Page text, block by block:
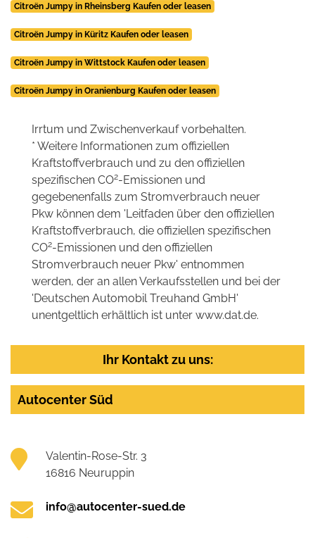
Citroën Jumpy in Rheinsberg Kaufen oder leasen
Citroën Jumpy in Küritz Kaufen oder leasen
Citroën Jumpy in Wittstock Kaufen oder leasen
Citroën Jumpy in Oranienburg Kaufen oder leasen
Irrtum und Zwischenverkauf vorbehalten.
* Weitere Informationen zum offiziellen
Kraftstoffverbrauch und zu den offiziellen
spezifischen CO2-Emissionen und
gegebenenfalls zum Stromverbrauch neuer
Pkw können dem 'Leitfaden über den offiziellen
Kraftstoffverbrauch, die offiziellen spezifischen
CO2-Emissionen und den offiziellen
Stromverbrauch neuer Pkw' entnommen
werden, der an allen Verkaufsstellen und bei der
'Deutschen Automobil Treuhand GmbH'
unentgeltlich erhältlich ist unter www.dat.de.
Ihr Kontakt zu uns:
Autocenter Süd
Valentin-Rose-Str. 3
16816 Neuruppin
info@autocenter-sued.de